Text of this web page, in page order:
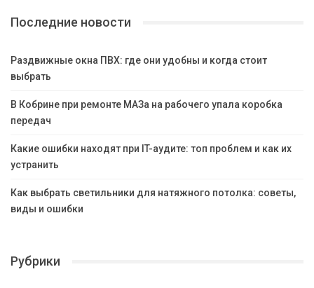
Последние новости
Раздвижные окна ПВХ: где они удобны и когда стоит
выбрать
В Кобрине при ремонте МАЗа на рабочего упала коробка
передач
Какие ошибки находят при IT-аудите: топ проблем и как их
устранить
Как выбрать светильники для натяжного потолка: советы,
виды и ошибки
Рубрики